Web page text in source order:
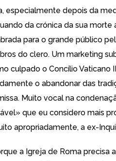
especialmente depois da
da crónica da sua morte
para o grande público
do clero. Um marketing
culpado o Concílio Vaticano
o abandonar das
Muito vocal na
que eu considero mais
apropriadamente, a ex-
a Igreja de Roma precisa